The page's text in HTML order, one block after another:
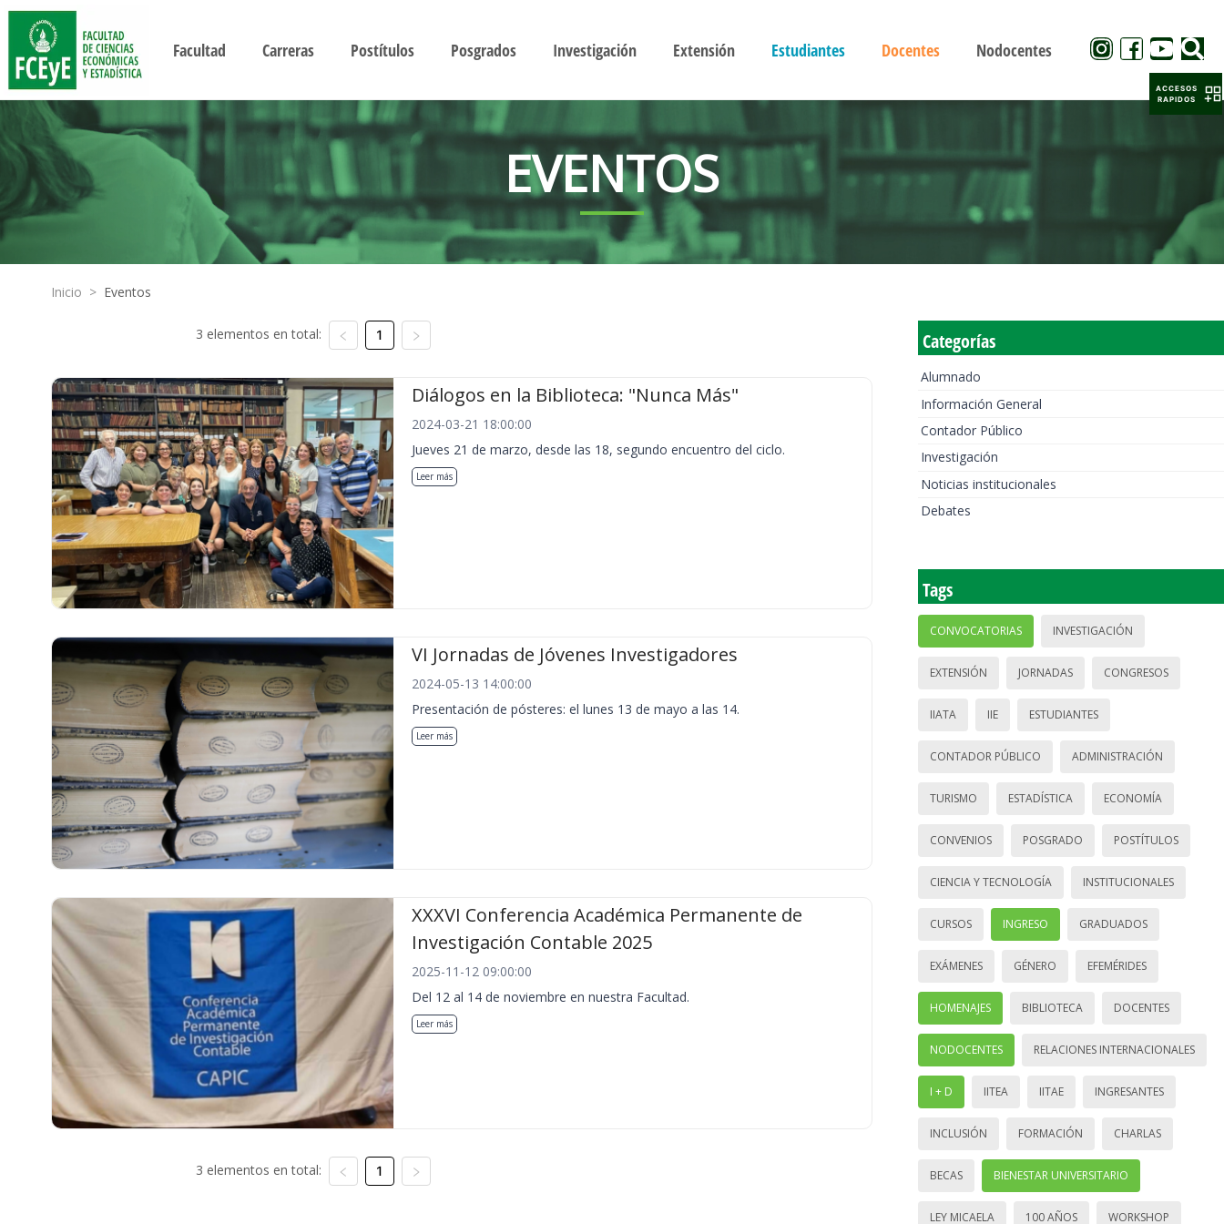
Facultad Carreras Postítulos Posgrados Investigación Extensión Estudiantes Docentes Nodocentes
EVENTOS
Inicio > Eventos
3 elementos en total: 1
Diálogos en la Biblioteca: "Nunca Más"
2024-03-21 18:00:00
Jueves 21 de marzo, desde las 18, segundo encuentro del ciclo.
Leer más
VI Jornadas de Jóvenes Investigadores
2024-05-13 14:00:00
Presentación de pósteres: el lunes 13 de mayo a las 14.
Leer más
XXXVI Conferencia Académica Permanente de
Investigación Contable 2025
2025-11-12 09:00:00
Del 12 al 14 de noviembre en nuestra Facultad.
Leer más
3 elementos en total: 1
Categorías
Alumnado
Información General
Contador Público
Investigación
Noticias institucionales
Debates
Tags
CONVOCATORIAS INVESTIGACIÓN
EXTENSIÓN JORNADAS CONGRESOS
IIATA IIE ESTUDIANTES
CONTADOR PÚBLICO ADMINISTRACIÓN
TURISMO ESTADÍSTICA ECONOMÍA
CONVENIOS POSGRADO POSTÍTULOS
CIENCIA Y TECNOLOGÍA INSTITUCIONALES
CURSOS INGRESO GRADUADOS
EXÁMENES GÉNERO EFEMÉRIDES
HOMENAJES BIBLIOTECA DOCENTES
NODOCENTES RELACIONES INTERNACIONALES
I + D IITEA IITAE INGRESANTES
INCLUSIÓN FORMACIÓN CHARLAS
BECAS BIENESTAR UNIVERSITARIO
LEY MICAELA 100 AÑOS WORKSHOP
ACCESOS
RAPIDOS